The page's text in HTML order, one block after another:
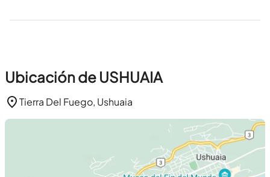
Ubicación de USHUAIA
Tierra Del Fuego, Ushuaia